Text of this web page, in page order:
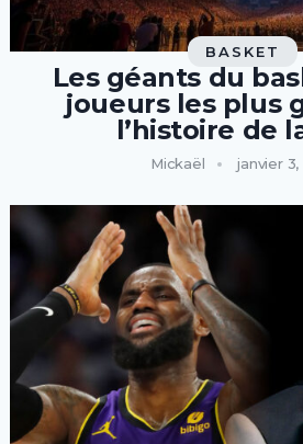
BASKET
Les géants du
joueurs les plus
l’histoire de
Mickaël janvier